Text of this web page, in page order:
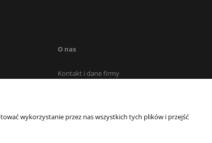
O nas
Kontakt i dane firmy
wykorzystanie przez nas wszystkich tych plików i przejść